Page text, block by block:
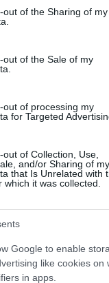
visit or usage
to Google and its
below specified
out of the Sharing of my
out of the Sale of my
out of processing my
for Targeted
of Collection, Use,
and/or Sharing of my
that Is Unrelated with
which it was collected.
Google to enable
like cookies on
in apps.
είναι τελικά
εμβόλιο: Τι
και την